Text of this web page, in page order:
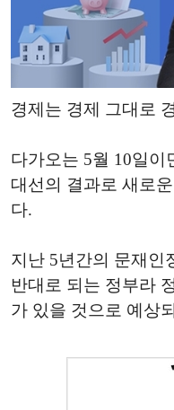
경제는 경제 그대로
다가오는 5월 10일이
대선의 결과로 새로
다.
지난 5년간의 문재인
반대로 되는 정부라
가 있을 것으로 예상